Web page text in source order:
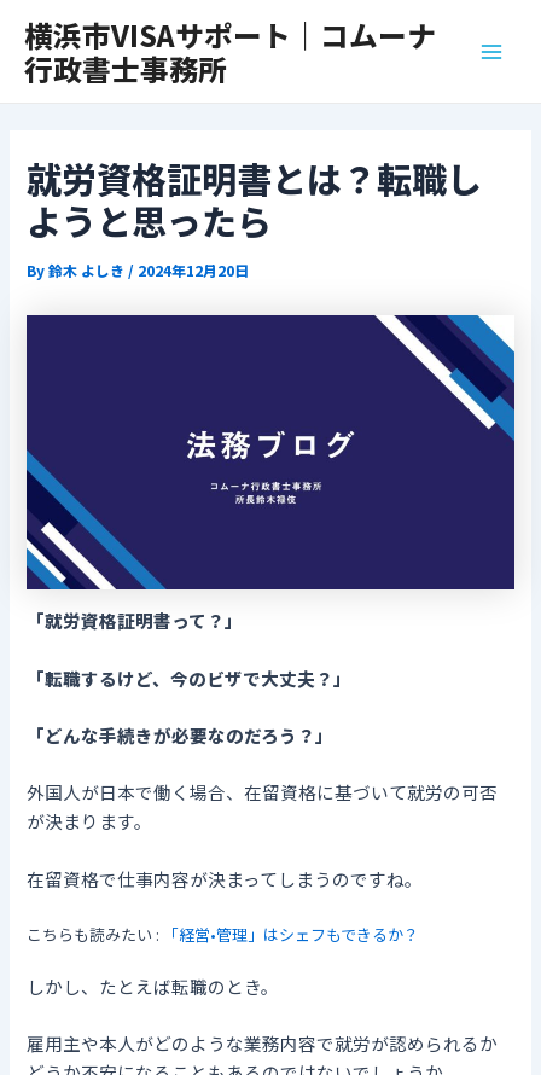
横浜市VISAサポート｜コムーナ
行政書士事務所
就労資格証明書とは？転職し
ようと思ったら
By鈴木 よしき / 2024年12月20日
「就労資格証明書って？」
「転職するけど、今のビザで大丈夫？」
「どんな手続きが必要なのだろう？」
外国人が日本で働く場合、在留資格に基づいて就労の可否
が決まります。
在留資格で仕事内容が決まってしまうのですね。
こちらも読みたい : 「経営•管理」はシェフもできるか？
しかし、たとえば転職のとき。
雇用主や本人がどのような業務内容で就労が認められるか
navigation